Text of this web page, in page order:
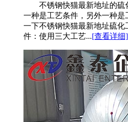
不锈钢快猫最新地址的硫化工
一种是工艺条件，另外一种
一下不锈钢快猫最新地址
件：使用三大工艺...[查看详细]